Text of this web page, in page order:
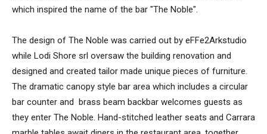
which inspired the name of the bar "The Noble".
The design of The Noble was carried out by eFFe2Arkstudio
while Lodi Shore srl oversaw the building renovation and
designed and created tailor made unique pieces of furniture.
The dramatic canopy style bar area which includes a circular
bar counter and brass beam backbar welcomes guests as
they enter The Noble. Hand-stitched leather seats and Carrara